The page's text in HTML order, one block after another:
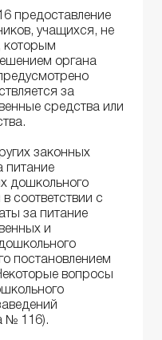
предоставление
учащихся, не
которым
органа
за
средства или
законных
питание
дошкольного
соответствии с
за питание
и
постановлением
вопросы
№ 116).